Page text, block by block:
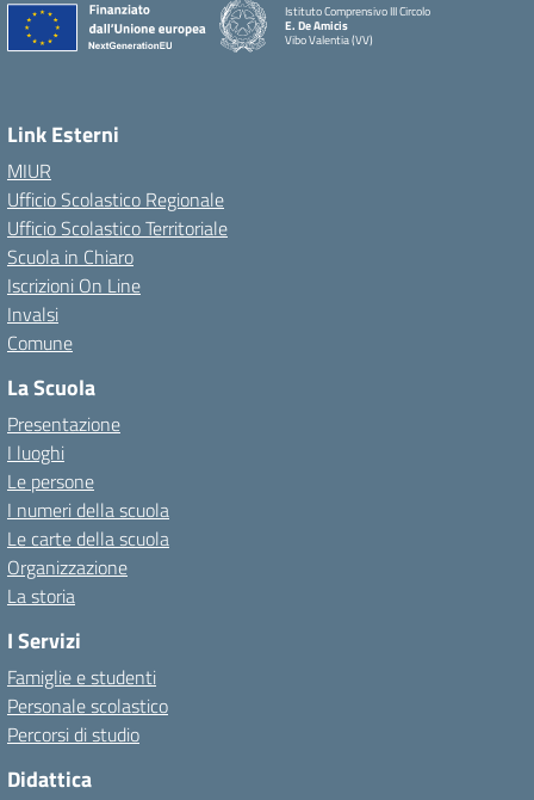
Istituto Comprensivo III Circolo
E. De Amicis
Vibo Valentia (VV)
Link Esterni
MIUR
Ufficio Scolastico Regionale
Ufficio Scolastico Territoriale
Scuola in Chiaro
Iscrizioni On Line
Invalsi
Comune
La Scuola
Presentazione
I luoghi
Le persone
I numeri della scuola
Le carte della scuola
Organizzazione
La storia
I Servizi
Famiglie e studenti
Personale scolastico
Percorsi di studio
Didattica